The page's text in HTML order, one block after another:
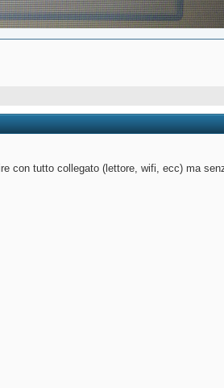
con tutto collegato (lettore, wifi, ecc) ma